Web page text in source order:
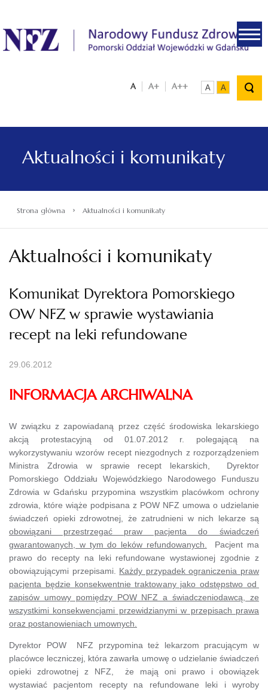
.
A A+ A++ A A
Aktualności i komunikaty
Strona główna › Aktualności i komunikaty
Aktualności i komunikaty
Komunikat Dyrektora Pomorskiego
OW NFZ w sprawie wystawiania
recept na leki refundowane
29.06.2012
INFORMACJA ARCHIWALNA
W związku z zapowiadaną przez część środowiska lekarskiego
akcją protestacyjną od 01.07.2012 r. polegającą na
wykorzystywaniu wzorów recept niezgodnych z rozporządzeniem
Ministra Zdrowia w sprawie recept lekarskich, Dyrektor
Pomorskiego Oddziału Wojewódzkiego Narodowego Funduszu
Zdrowia w Gdańsku przypomina wszystkim placówkom ochrony
zdrowia, które wiąże podpisana z POW NFZ umowa o udzielanie
świadczeń opieki zdrowotnej, że zatrudnieni w nich lekarze są
obowiązani przestrzegać praw pacjenta do świadczeń
gwarantowanych, w tym do leków refundowanych.
Pacjent ma
prawo do recepty na leki refundowane wystawionej zgodnie z
obowiązującymi przepisami. Każdy przypadek ograniczenia praw
pacjenta będzie konsekwentnie traktowany jako odstępstwo od
zapisów umowy pomiędzy POW NFZ a świadczeniodawcą, ze
wszystkimi konsekwencjami przewidzianymi w przepisach prawa
oraz postanowieniach umownych.
Dyrektor POW NFZ przypomina też lekarzom pracującym w
placówce leczniczej, która zawarła umowę o udzielanie świadczeń
opieki zdrowotnej z NFZ, że mają oni prawo i obowiązek
wystawiać pacjentom recepty na refundowane leki i wyroby